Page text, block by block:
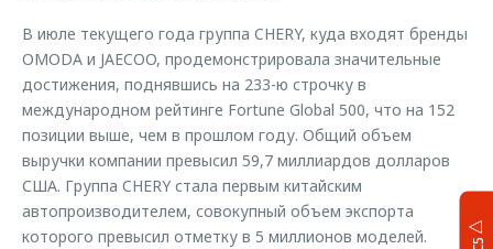
В июле текущего года группа CHERY, куда входят бренды
OMODA и JAECOO, продемонстрировала значительные
достижения, поднявшись на 233-ю строчку в
международном рейтинге Fortune Global 500, что на 152
позиции выше, чем в прошлом году. Общий объем
выручки компании превысил 59,7 миллиардов долларов
США. Группа CHERY стала первым китайским
автопроизводителем, совокупный объем экспорта
которого превысил отметку в 5 миллионов моделей.